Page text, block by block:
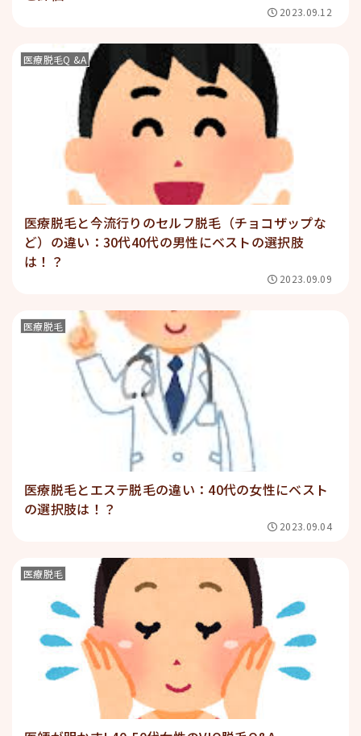
2023.09.12
医療脱毛Q &A
医療脱毛と今流行りのセルフ脱毛（チョコザップな
ど）の違い：30代40代の男性にベストの選択肢
は！？
2023.09.09
医療脱毛
医療脱毛とエステ脱毛の違い：40代の女性にベスト
の選択肢は！？
2023.09.04
医療脱毛